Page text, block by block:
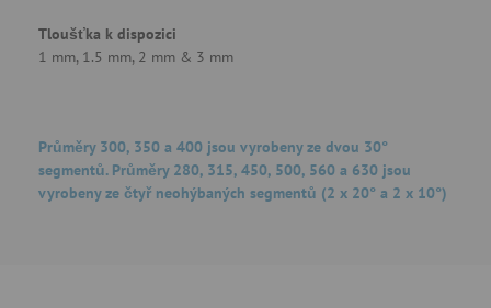
Tloušťka k dispozici
1 mm, 1.5 mm, 2 mm & 3 mm
Průměry 300, 350 a 400 jsou vyrobeny ze dvou 30°
segmentů. Průměry 280, 315, 450, 500, 560 a 630 jsou
vyrobeny ze čtyř neohýbaných segmentů (2 x 20° a 2 x 10°)